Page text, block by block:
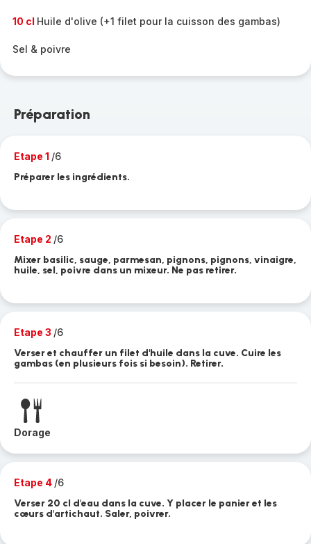
10 cl Huile d'olive (+1 filet pour la cuisson des gambas)
Sel & poivre
Préparation
Etape 1 /6
Préparer les ingrédients.
Etape 2 /6
Mixer basilic, sauge, parmesan, pignons, pignons, vinaigre,
huile, sel, poivre dans un mixeur. Ne pas retirer.
Etape 3 /6
Verser et chauffer un filet d'huile dans la cuve. Cuire les
gambas (en plusieurs fois si besoin). Retirer.
Dorage
Etape 4 /6
Verser 20 cl d'eau dans la cuve. Y placer le panier et les
cœurs d'artichaut. Saler, poivrer.